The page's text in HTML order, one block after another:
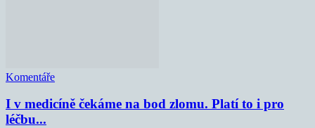
Komentáře
I v medicíně čekáme na bod zlomu. Platí to i pro
léčbu...